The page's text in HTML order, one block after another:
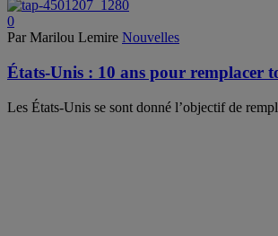
0
Par Marilou Lemire Nouvelles
États-Unis : 10 ans pour remplacer
Les États-Unis se sont donné l’objectif de